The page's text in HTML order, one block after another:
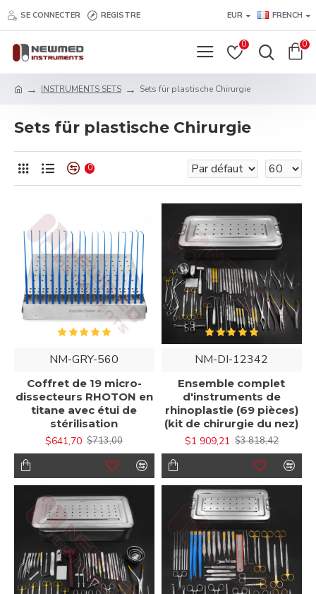
SE CONNECTER REGISTRE EUR FRENCH
0 0
INSTRUMENTS SETS Sets für plastische Chirurgie
Sets für plastische Chirurgie
0
NM-GRY-560
Coffret de 19 micro-
dissecteurs RHOTON en
titane avec étui de
stérilisation
$641,70 $713,00
NM-DI-12342
Ensemble complet
d'instruments de
rhinoplastie (69 pièces)
(kit de chirurgie du nez)
$1 909,21 $3 818,42